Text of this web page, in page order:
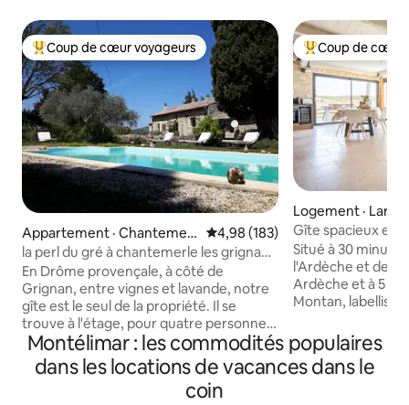
Coup de cœur voyageurs parmi les plus aimés
Coup de cœur voyageurs
Appartement · Chantemerl
e-lès-Grignan
Note moyenne de 4,98 sur 5,
4,98 (183)
la perl du gré à chantemerle les grignan
(26)
En Drôme provençale, à côté de
Grignan, entre vignes et lavande, notre
gîte est le seul de la propriété. Il se
trouve à l'étage, pour quatre personnes
adultes, attenant aux mas des
propriétaires. Pièce à vivre de 48 m2,
avec cuisine ouverte toute équipée, coin
Coup de cœur
Coup de cœur
Logement ·
Gîte spacieux
en Ardèche
Situé à 30
l'Ardèche et de
Ardèche et à 5
Montan, labellisé
accueillent pour
entre vignes et
pour vos
Montélimar : les commodités populaires
dans les locations de vacances dans le
coin